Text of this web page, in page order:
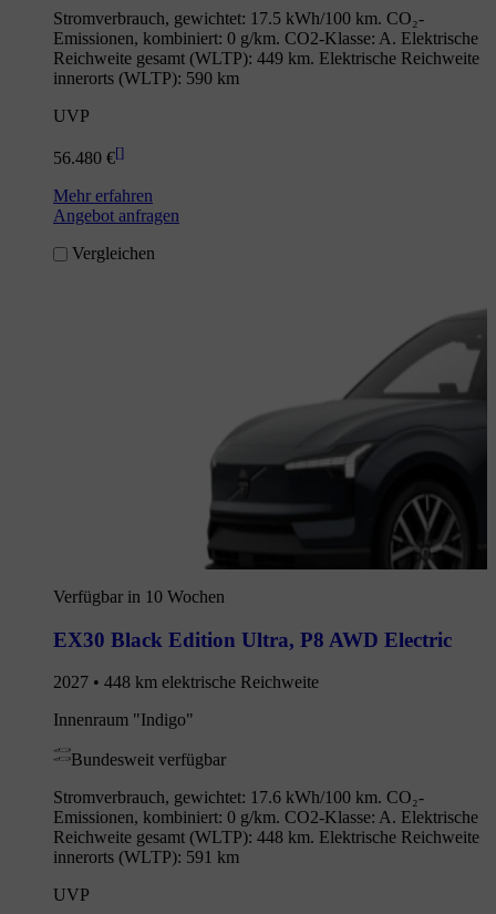
Stromverbrauch, gewichtet: 17.5 kWh/100 km. CO₂-
Emissionen, kombiniert: 0 g/km. CO2-Klasse: A. Elektrische
Reichweite gesamt (WLTP): 449 km. Elektrische Reichweite
innerorts (WLTP): 590 km
UVP
56.480 €[]
Mehr erfahren
Angebot anfragen
Vergleichen
Verfügbar in 10 Wochen
EX30 Black Edition Ultra, P8 AWD Electric
2027 • 448 km elektrische Reichweite
Innenraum "Indigo"
Bundesweit verfügbar
Stromverbrauch, gewichtet: 17.6 kWh/100 km. CO₂-
Emissionen, kombiniert: 0 g/km. CO2-Klasse: A. Elektrische
Reichweite gesamt (WLTP): 448 km. Elektrische Reichweite
innerorts (WLTP): 591 km
UVP